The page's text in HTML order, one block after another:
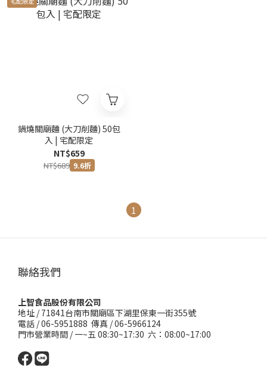
鍋燒關廟麵 (大刀削麵) 50包
入 | 宅配限定
NT$659
NT$689 9.6折
1
聯絡我們
上智食品股份有限公司
地址 /71841台南市關廟區下湖里保東一街355號
電話 / 06-5951888 傳真 / 06-5966124
門市營業時間 / 一~五 08:30~17:30 六：08:00~17:00